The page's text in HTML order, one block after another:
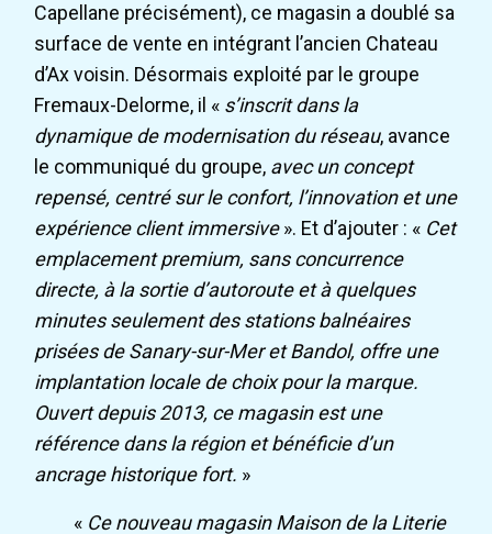
Capellane précisément), ce magasin a doublé sa
surface de vente en intégrant l’ancien Chateau
d’Ax voisin. Désormais exploité par le groupe
Fremaux-Delorme, il « s’inscrit dans la
dynamique de modernisation du réseau, avance
le communiqué du groupe, avec un concept
repensé, centré sur le confort, l’innovation et une
expérience client immersive». Et d’ajouter : « Cet
emplacement premium, sans concurrence
directe, à la sortie d’autoroute et à quelques
minutes seulement des stations balnéaires
prisées de Sanary-sur-Mer et Bandol, offre une
implantation locale de choix pour la marque.
Ouvert depuis 2013, ce magasin est une
référence dans la région et bénéficie d’un
ancrage historique fort. »
« Ce nouveau magasin Maison de la Literie